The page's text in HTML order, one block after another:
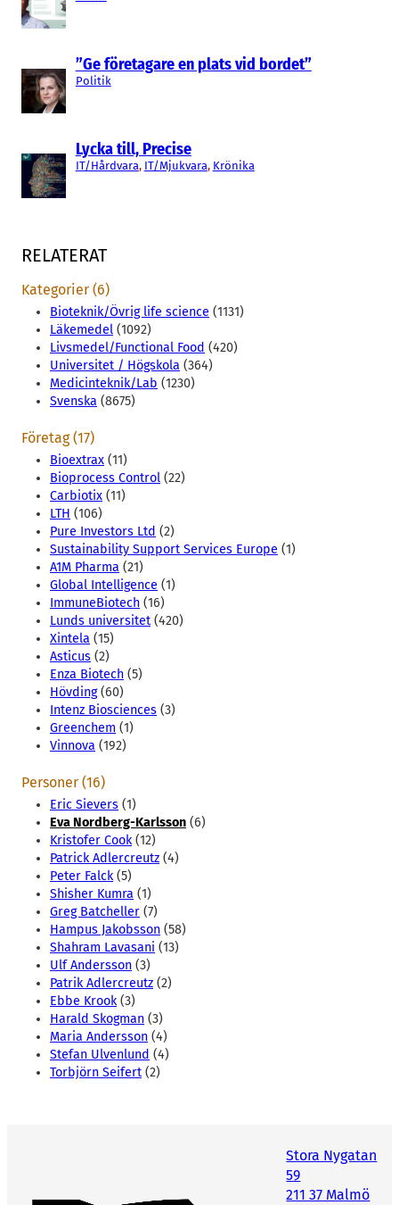
”Ge företagare en plats vid bordet”
Politik
Lycka till, Precise
IT/Hårdvara, IT/Mjukvara, Krönika
RELATERAT
Kategorier (6)
Bioteknik/Övrig life science (1131)
Läkemedel (1092)
Livsmedel/Functional Food (420)
Universitet / Högskola (364)
Medicinteknik/Lab (1230)
Svenska (8675)
Företag (17)
Bioextrax (11)
Bioprocess Control (22)
Carbiotix (11)
LTH (106)
Pure Investors Ltd (2)
Sustainability Support Services Europe (1)
A1M Pharma (21)
Global Intelligence (1)
ImmuneBiotech (16)
Lunds universitet (420)
Xintela (15)
Asticus (2)
Enza Biotech (5)
Hövding(60)
Intenz Biosciences (3)
Greenchem (1)
Vinnova (192)
Personer (16)
Eric Sievers (1)
Eva Nordberg-Karlsson (6)
Kristofer Cook(12)
Patrick Adlercreutz (4)
Peter Falck(5)
Shisher Kumra (1)
Greg Batcheller (7)
Hampus Jakobsson (58)
Shahram Lavasani (13)
Ulf Andersson (3)
Patrik Adlercreutz (2)
Ebbe Krook(3)
Harald Skogman (3)
Maria Andersson (4)
Stefan Ulvenlund (4)
Torbjörn Seifert (2)
Stora Nygatan
59
211 37 Malmö